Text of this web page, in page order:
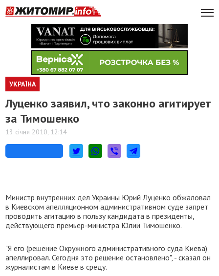
УКРАЇНА
Луценко заявил, что законно агитирует
за Тимошенко
13 січня 2010, 12:14
Министр внутренних дел Украины Юрий Луценко обжаловал
в Киевском апелляционном административном суде запрет
проводить агитацию в пользу кандидата в президенты,
действующего премьер-министра Юлии Тимошенко.
"Я его (решение Окружного административного суда Киева)
апеллировал. Сегодня это решение остановлено", - сказал он
журналистам в Киеве в среду.